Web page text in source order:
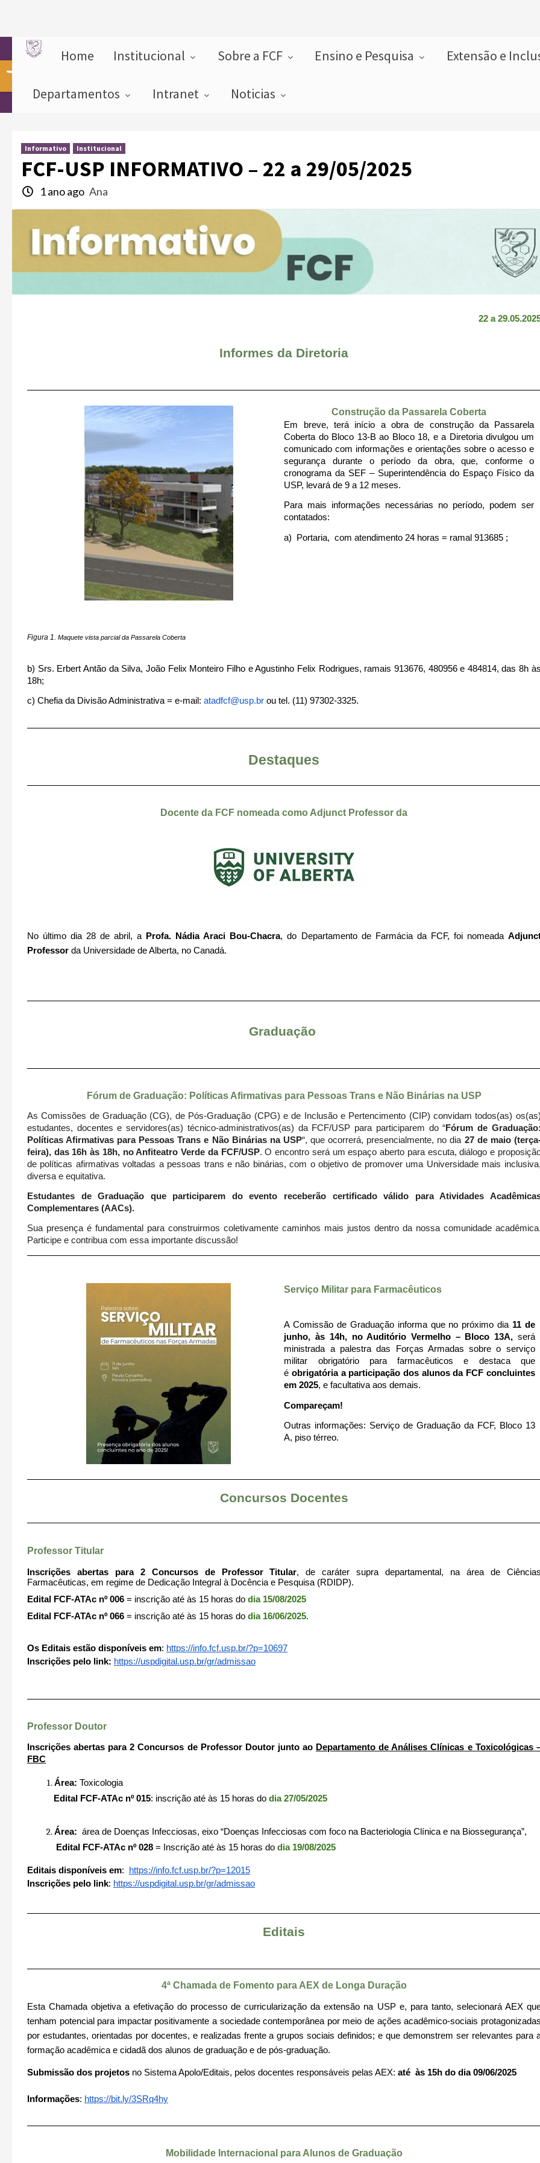
Abrir a barra de ferramentas
Home Institucional Sobre a FCF Ensino e Pesquisa Extensão e
Departamentos Intranet Noticias
Informativo Institucional
FCF-USP INFORMATIVO – 22 a 29/05/2025
1 ano ago Ana
22 a
Informes da Diretoria
Construção da Passarela Coberta
Em breve, terá início a obra de construção da Passarela
Coberta do Bloco 13-B ao Bloco 18, e a Diretoria divulgou um
comunicado com informações e orientações sobre o acesso e
segurança durante o período da obra, que, conforme o
cronograma da SEF – Superintendência do Espaço Físico da
USP, levará de 9 a 12 meses.
Para mais informações necessárias no período, podem ser
contatados:
a) Portaria, com atendimento 24 horas = ramal 913685 ;
Figura 1. Maquete vista parcial da Passarela Coberta
b) Srs. Erbert Antão da Silva, João Felix Monteiro Filho e Agustinho Felix Rodrigues, ramais 913676, 480956 e 484814, das 8h
18h;
c) Chefia da Divisão Administrativa = e-mail: atadfcf@usp.br ou tel. (11) 97302-3325.
Destaques
Docente da FCF nomeada como Adjunct Professor da
No último dia 28 de abril, a Profa. Nádia Araci Bou-Chacra, do Departamento de Farmácia da FCF, foi nomeada
Professor da Universidade de Alberta, no Canadá.
Graduação
Fórum de Graduação: Políticas Afirmativas para Pessoas Trans e Não Binárias na USP
As Comissões de Graduação (CG), de Pós-Graduação (CPG) e de Inclusão e Pertencimento (CIP) convidam todos(as)
estudantes, docentes e servidores(as) técnico-administrativos(as) da FCF/USP para participarem do “Fórum de
Políticas Afirmativas para Pessoas Trans e Não Binárias na USP“, que ocorrerá, presencialmente, no dia 27 de maio
feira), das 16h às 18h, no Anfiteatro Verde da FCF/USP. O encontro será um espaço aberto para escuta, diálogo e
de políticas afirmativas voltadas a pessoas trans e não binárias, com o objetivo de promover uma Universidade mais
diversa e equitativa.
Estudantes de Graduação que participarem do evento receberão certificado válido para Atividades
Complementares (AACs).
Sua presença é fundamental para construirmos coletivamente caminhos mais justos dentro da nossa comunidade
Participe e contribua com essa importante discussão!
Serviço Militar para Farmacêuticos
A Comissão de Graduação informa que no próximo dia 11 de
junho, às 14h, no Auditório Vermelho – Bloco 13A, será
ministrada a palestra das Forças Armadas sobre o serviço
militar obrigatório para farmacêuticos e destaca que
éobrigatória a participação dos alunos da FCF concluintes
em 2025, e facultativa aos demais.
Compareçam!
Outras informações: Serviço de Graduação da FCF, Bloco 13
A, piso térreo.
Concursos Docentes
Professor Titular
Inscrições abertas para 2 Concursos de Professor Titular, de caráter supra departamental, na área de
Farmacêuticas, em regime de Dedicação Integral à Docência e Pesquisa (RDIDP).
Edital FCF-ATAc nº 006 = inscrição até às 15 horas do dia 15/08/2025
Edital FCF-ATAc nº 066 = inscrição até às 15 horas do dia 16/06/2025.
Os Editais estão disponíveis em: https://info.fcf.usp.br/?p=10697
Inscrições pelo link: https://uspdigital.usp.br/gr/admissao
Professor Doutor
Inscrições abertas para 2 Concursos de Professor Doutor junto ao Departamento de Análises Clínicas e Toxicológicas
FBC
Área: Toxicologia
Edital FCF-ATAc nº 015: inscrição até às 15 horas do dia 27/05/2025
Área: área de Doenças Infecciosas, eixo “Doenças Infecciosas com foco na Bacteriologia Clínica e na Biossegurança”,
Edital FCF-ATAc nº 028 = Inscrição até às 15 horas do dia 19/08/2025
Editais disponíveis em: https://info.fcf.usp.br/?p=12015
Inscrições pelo link: https://uspdigital.usp.br/gr/admissao
Editais
4ª Chamada de Fomento para AEX de Longa Duração
Esta Chamada objetiva a efetivação do processo de curricularização da extensão na USP e, para tanto, selecionará AEX
tenham potencial para impactar positivamente a sociedade contemporânea por meio de ações acadêmico-sociais
por estudantes, orientadas por docentes, e realizadas frente a grupos sociais definidos; e que demonstrem ser relevantes para
formação acadêmica e cidadã dos alunos de graduação e de pós-graduação.
Submissão dos projetos no Sistema Apolo/Editais, pelos docentes responsáveis pelas AEX: até às 15h do dia 09/06/2025
Informações: https://bit.ly/3SRq4hy
Mobilidade Internacional para Alunos de Graduação